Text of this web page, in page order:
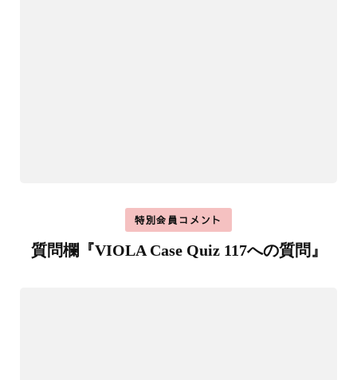
特別会員コメント
質問欄『VIOLA Case Quiz 117への質問』